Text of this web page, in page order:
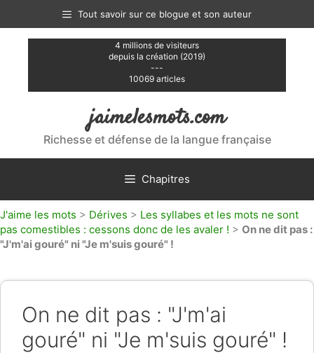
contenu
Tout savoir sur ce blogue et son auteur
4 millions de visiteurs
depuis la création (2019)
---
10069 articles
jaimelesmots.com
Richesse et défense de la langue française
Chapitres
J'aime les mots > Dérives > Les syllabes et les mots ne sont
pas comestibles : cessons donc de les avaler ! > On ne dit pas :
"J'm'ai gouré" ni "Je m'suis gouré" !
On ne dit pas : "J'm'ai
gouré" ni "Je m'suis gouré" !